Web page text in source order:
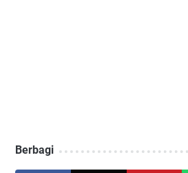
Berbagi